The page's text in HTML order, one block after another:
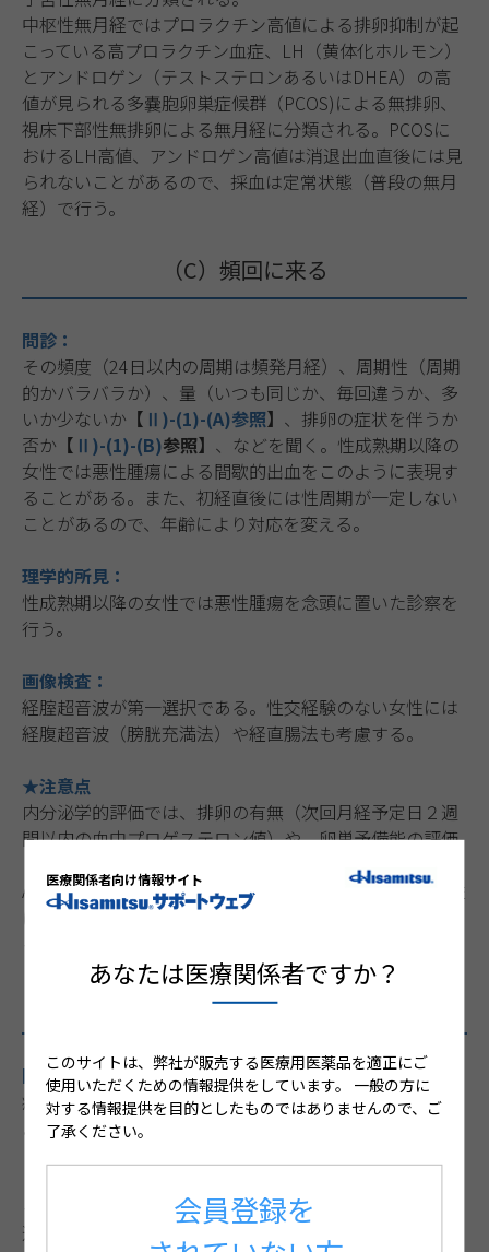
中枢性無月経ではプロラクチン高値による排卵抑制が起
こっている高プロラクチン血症、LH（黄体化ホルモン）
とアンドロゲン（テストステロンあるいはDHEA）の高
値が見られる多嚢胞卵巣症候群（PCOS)による無排卵、
視床下部性無排卵による無月経に分類される。PCOSに
おけるLH高値、アンドロゲン高値は消退出血直後には見
られないことがあるので、採血は定常状態（普段の無月
経）で行う。
（C）頻回に来る
問診：
その頻度（24日以内の周期は頻発月経）、周期性（周期
的かバラバラか）、量（いつも同じか、毎回違うか、多
いか少ないか 【 Ⅱ)-(1)-(A)参照】 、排卵の症状を伴うか
否か 【 Ⅱ)-(1)-(B)参照】 、などを聞く。性成熟期以降の
女性では悪性腫瘍による間歇的出血をこのように表現す
ることがある。また、初経直後には性周期が一定しない
ことがあるので、年齢により対応を変える。
理学的所見：
性成熟期以降の女性では悪性腫瘍を念頭に置いた診察を
行う。
画像検査：
経腟超音波が第一選択である。性交経験のない女性には
経腹超音波（膀胱充満法）や経直腸法も考慮する。
★注意点
内分泌学的評価では、排卵の有無（次回月経予定日２週
間以内の血中プロゲステロン値）や、卵巣予備能の評価
〔月経第5日以内のFSH、あるいは私費検査になるが
AMH(抗ミュラー管ホルモン）〕は、挙児希望のある女性
には重要。予備能が低い場合は生殖医療専門医に相談す
（D）痛い
問診：
痛みの程度、服薬歴と服薬方法（我慢できなくなったら
よくNSAIDsを内服する、薬理作用を考えてNSAIDsを痛
るか、など）、月経時以外の疼痛、行為（性交、排便、
運動など）に伴う疼痛、いわゆる骨盤痛（下腹痛）か、
医療関係者向け情報サイト
あなたは医療関係者ですか？
このサイトは、弊社が販売する医療用医薬品を適正にご
使用いただくための情報提供をしています。 一般の方に
対する情報提供を目的としたものではありませんので、ご
了承ください。
会員登録を